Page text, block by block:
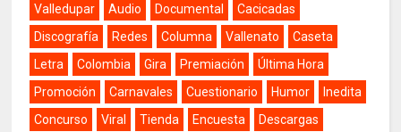
Valledupar
Audio Documental
Cacicadas
Discografía
Redes Columna Vallenato
Caseta
Letra
Colombia Gira Premiación
Última Hora
Promoción
Carnavales Cuestionario Humor
Inedita
Concurso
Viral Tienda Encuesta
Descargas